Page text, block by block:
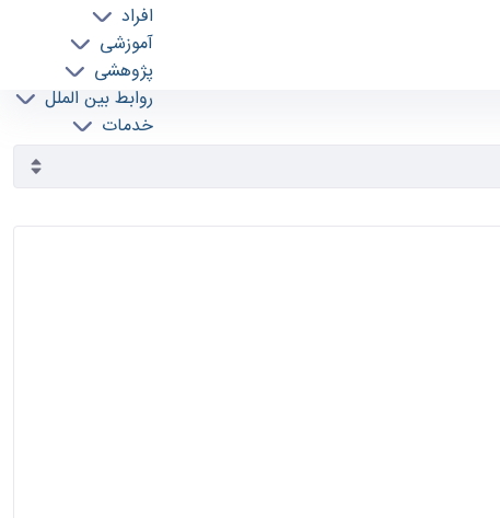
افراد
آموزشی
پژوهشی
روابط بین الملل
خدمات